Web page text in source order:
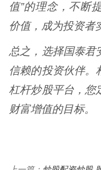
值”的理念，不断
价值，成为投资者
总之，选择国泰君
信赖的投资伙伴。
杠杆炒股平台，您
财富增值的目标。